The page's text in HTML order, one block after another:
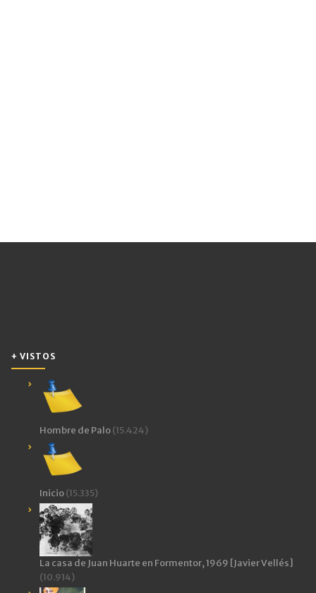
+ VISTOS
Hombre de Palo(15.424)
Inicio(15.335)
La casa de Juan Huarte en Formentor, 1969 [Javier Vellés]
(10.914)